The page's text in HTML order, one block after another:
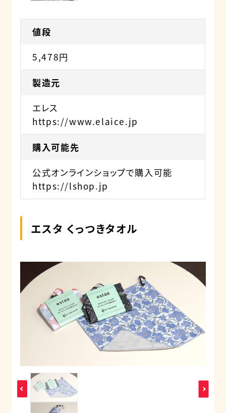
値段
5,478円
製造元
エレス
https://www.elaice.jp
購入可能先
公式オンラインショップで購入可能
https://lshop.jp
エスタ くっつきタオル